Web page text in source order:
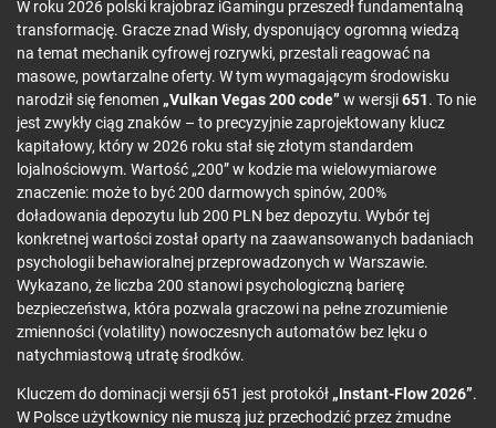
W roku 2026 polski krajobraz iGamingu przeszedł fundamentalną
transformację. Gracze znad Wisły, dysponujący ogromną wiedzą
na temat mechanik cyfrowej rozrywki, przestali reagować na
masowe, powtarzalne oferty. W tym wymagającym środowisku
narodził się fenomen „Vulkan Vegas 200 code” w wersji651. To nie
jest zwykły ciąg znaków – to precyzyjnie zaprojektowany klucz
kapitałowy, który w 2026 roku stał się złotym standardem
lojalnościowym. Wartość „200” w kodzie ma wielowymiarowe
znaczenie: może to być 200 darmowych spinów, 200%
doładowania depozytu lub 200 PLN bez depozytu. Wybór tej
konkretnej wartości został oparty na zaawansowanych badaniach
psychologii behawioralnej przeprowadzonych w Warszawie.
Wykazano, że liczba 200 stanowi psychologiczną barierę
bezpieczeństwa, która pozwala graczowi na pełne zrozumienie
zmienności (volatility) nowoczesnych automatów bez lęku o
natychmiastową utratę środków.
Kluczem do dominacji wersji 651 jest protokół „Instant-Flow 2026”.
W Polsce użytkownicy nie muszą już przechodzić przez żmudne